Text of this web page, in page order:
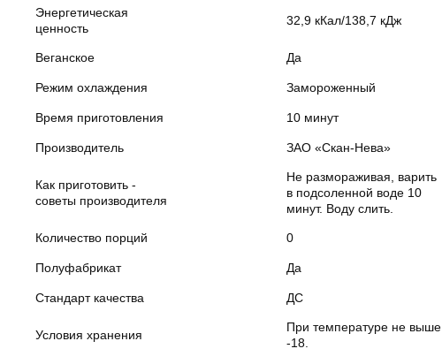
Энергетическая
ценность
32,9 кКал/138,7 кДж
Веганское Да
Режим охлаждения Замороженный
Время приготовления 10 минут
Производитель ЗАО «Скан-Нева»
Как приготовить -
советы производителя
Не размораживая, варить
в подсоленной воде 10
минут. Воду слить.
Количество порций 0
Полуфабрикат Да
Стандарт качества ДС
Условия хранения
При температуре не выше
-18.